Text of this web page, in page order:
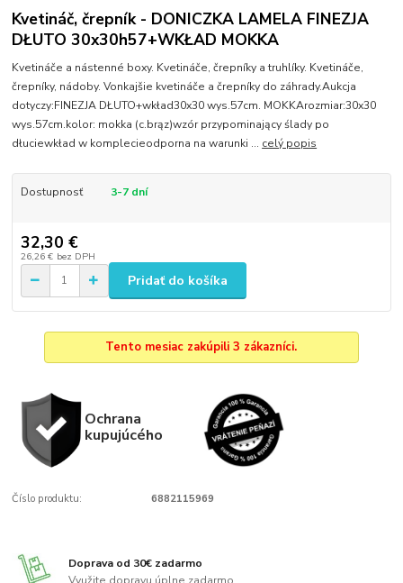
Kvetináč, črepník - DONICZKA LAMELA FINEZJA
DŁUTO 30x30h57+WKŁAD MOKKA
Kvetináče a nástenné boxy. Kvetináče, črepníky a truhlíky. Kvetináče,
črepníky, nádoby. Vonkajšie kvetináče a črepníky do záhrady.Aukcja
dotyczy:FINEZJA DŁUTO+wkład30x30 wys.57cm. MOKKArozmiar:30x30
wys.57cm.kolor: mokka (c.brąz)wzór przypominający ślady po
dłuciewkład w komplecieodporna na warunki ... celý popis
Dostupnosť 3-7 dní
32,30 €
26,26 € bez DPH
Pridať do košíka
Tento mesiac zakúpili 3 zákazníci.
Ochrana
kupujúcého
Číslo produktu: 6882115969
Doprava od 30€ zadarmo